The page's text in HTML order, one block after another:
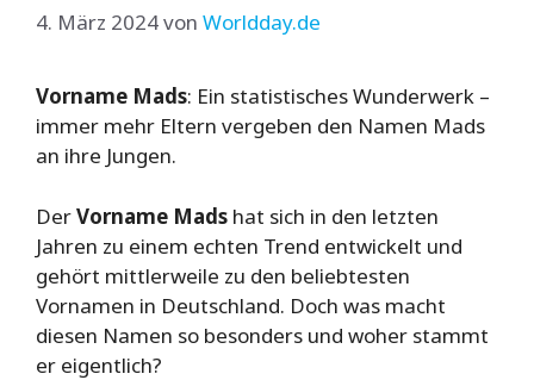
4. März 2024von Worldday.de
Vorname Mads: Ein statistisches Wunderwerk –
immer mehr Eltern vergeben den Namen Mads
an ihre Jungen.
DerVorname Mads hat sich in den letzten
Jahren zu einem echten Trend entwickelt und
gehört mittlerweile zu den beliebtesten
Vornamen in Deutschland. Doch was macht
diesen Namen so besonders und woher stammt
er eigentlich?